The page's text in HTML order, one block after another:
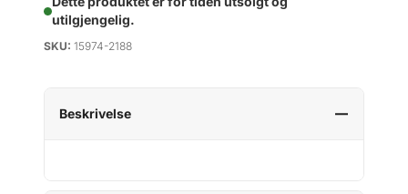
utilgjengelig.
SKU: 15974-2188
Beskrivelse